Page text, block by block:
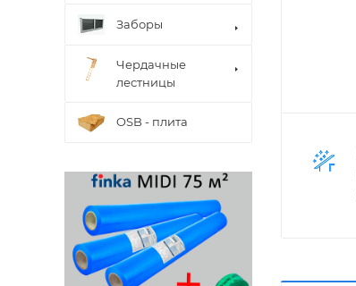
Заборы
Чердачные
лестницы
OSB - плита